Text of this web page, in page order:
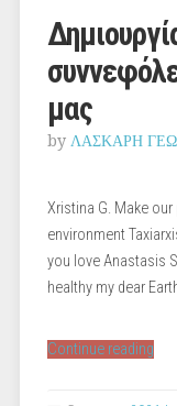
μας
by ΛΑΣΚΑΡΗ
Xristina G. Make
environment
you love Anastasis
healthy my dear
Continue reading
και